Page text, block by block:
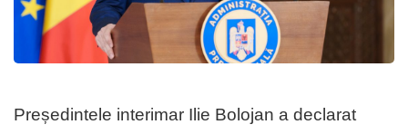
Președintele interimar Ilie Bolojan a declarat